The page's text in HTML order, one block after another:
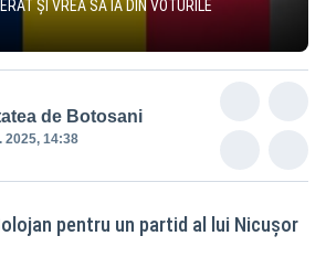
ȘI VREA SĂ IA DIN VOTURILE
de Botosani
2025, 14:38
pentru un partid al lui Nicușor